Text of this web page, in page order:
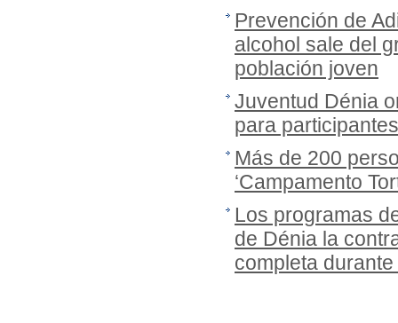
Prevención de
alcohol sale del
población joven
Juventud Dénia
para
Más de 200
‘Campamento
Los programas
de Dénia la
completa